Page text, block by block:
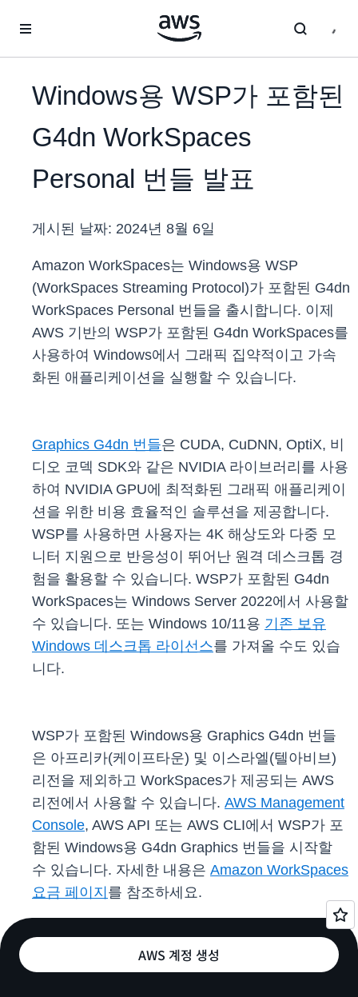
Windows용 WSP가 포함된
G4dn WorkSpaces
Personal 번들 발표
게시된 날짜: 2024년 8월 6일
Amazon WorkSpaces는 Windows용 WSP
(WorkSpaces Streaming Protocol)가 포함된 G4dn
WorkSpaces Personal 번들을 출시합니다. 이제
AWS 기반의 WSP가 포함된 G4dn WorkSpaces를
사용하여 Windows에서 그래픽 집약적이고 가속
화된 애플리케이션을 실행할 수 있습니다.
Graphics G4dn 번들은 CUDA, CuDNN, OptiX, 비
디오 코덱 SDK와 같은 NVIDIA 라이브러리를 사용
하여 NVIDIA GPU에 최적화된 그래픽 애플리케이
션을 위한 비용 효율적인 솔루션을 제공합니다.
WSP를 사용하면 사용자는 4K 해상도와 다중 모
니터 지원으로 반응성이 뛰어난 원격 데스크톱 경
험을 활용할 수 있습니다. WSP가 포함된 G4dn
WorkSpaces는 Windows Server 2022에서 사용할
수 있습니다. 또는 Windows 10/11용 기존 보유
Windows 데스크톱 라이선스를 가져올 수도 있습
니다.
WSP가 포함된 Windows용 Graphics G4dn 번들
은 아프리카(케이프타운) 및 이스라엘(텔아비브)
리전을 제외하고 WorkSpaces가 제공되는 AWS
리전에서 사용할 수 있습니다. AWS Management
Console, AWS API 또는 AWS CLI에서 WSP가 포
함된 Windows용 G4dn Graphics 번들을 시작할
수 있습니다. 자세한 내용은 Amazon WorkSpaces
요금 페이지 를 참조하세요.
AWS 계정 생성